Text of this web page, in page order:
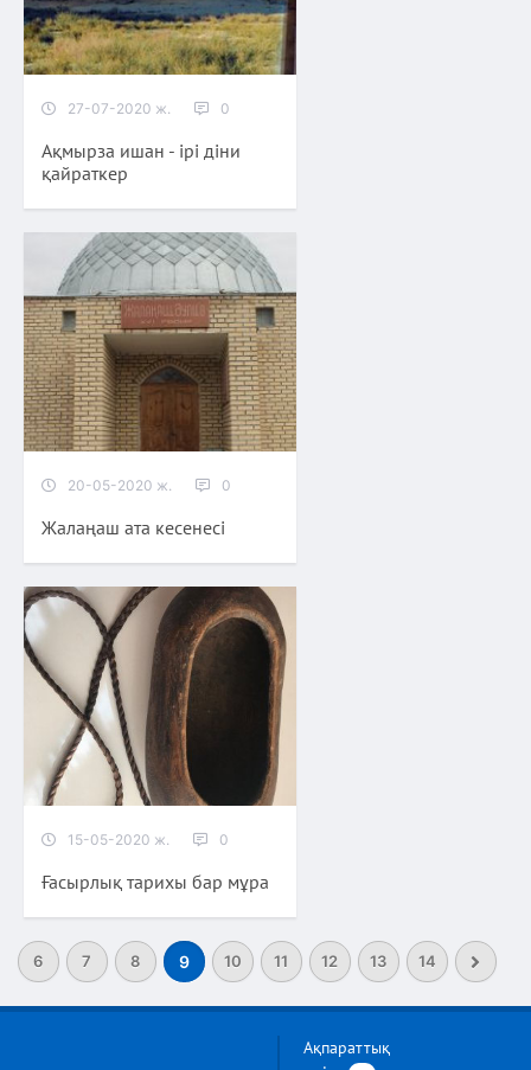
27-07-2020 ж. 0
Ақмырза ишан - ірі діни
қайраткер
20-05-2020 ж. 0
Жалаңаш ата кесенесі
15-05-2020 ж. 0
Ғасырлық тарихы бар мұра
6 7 8 9 10 11 12 13 14
Ақпараттық